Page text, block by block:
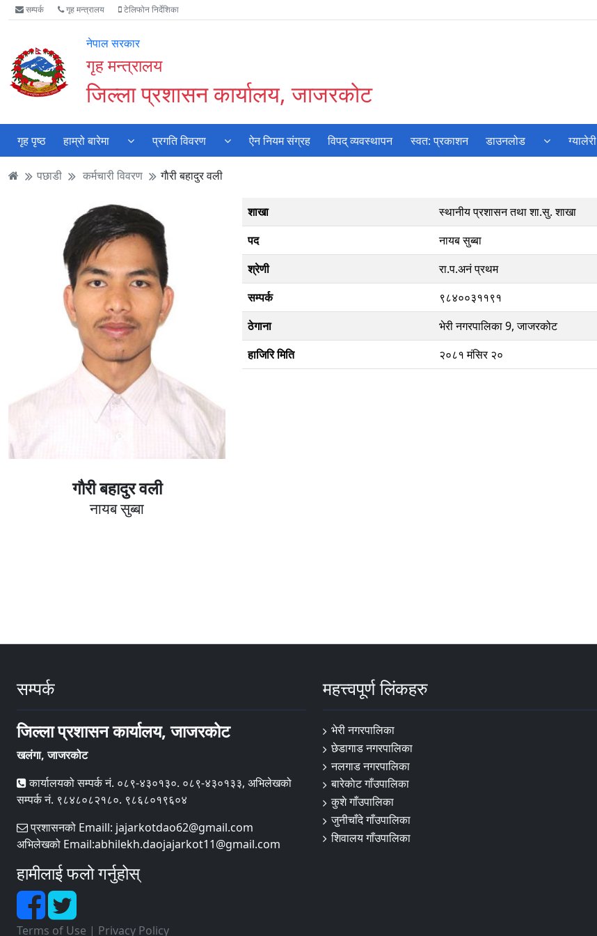
Accessibility
Mode
गर्नुहोस्
मुख्य
सामाग्री
मुख्य
नेभिगेसन
वेबसाइट
खोजमा
सम्पर्क गृह मन्त्रालय टेलिफोन निर्देशिका
नेपाल सरकार
गृह मन्त्रालय
जिल्ला प्रशासन कार्यालय, जाजरकोट
गृह पृष्ठ हाम्रो बारेमा प्रगति विवरण ऐन नियम संग्रह विपद् व्यवस्थापन स्वत: प्रकाशन डाउनलोड ग्यालेरी
पछाडी कर्मचारी विवरण गाैरी बहादुर वली
गाैरी बहादुर वली
नायब सुब्बा
शाखा
स्थानीय प्रशासन तथा शा.सु. शाखा
पद
नायब सुब्बा
श्रेणी
रा.प.अनं प्रथम
सम्पर्क
९८४००३११९१
ठेगाना
भेरी नगरपालिका 9, जाजरकोट
हाजिरि मिति
२०८१ मंसिर २०
सम्पर्क
जिल्ला प्रशासन कार्यालय, जाजरकोट
खलंगा, जाजरकोट
कार्यालयको सम्पर्क नं. ०८९-४३०१३०. ०८९-४३०१३३, अभिलेखको
सम्पर्क नं. ९८४८०८२१८०. ९८६८०१९६०४
प्रशासनको Emaill: jajarkotdao62@gmail.com
अभिलेखको Email:abhilekh.daojajarkot11@gmail.com
हामीलाई फलो गर्नुहोस्
Terms of Use | Privacy Policy
महत्त्वपूर्ण लिंकहरु
भेरी नगरपालिका
छेडागाड नगरपालिका
नलगाड नगरपालिका
बारेकाेट गाँउपालिका
कुशे गाँउपालिका
जुनीचाँदे गाँउपालिका
शिवालय गाँउपालिका